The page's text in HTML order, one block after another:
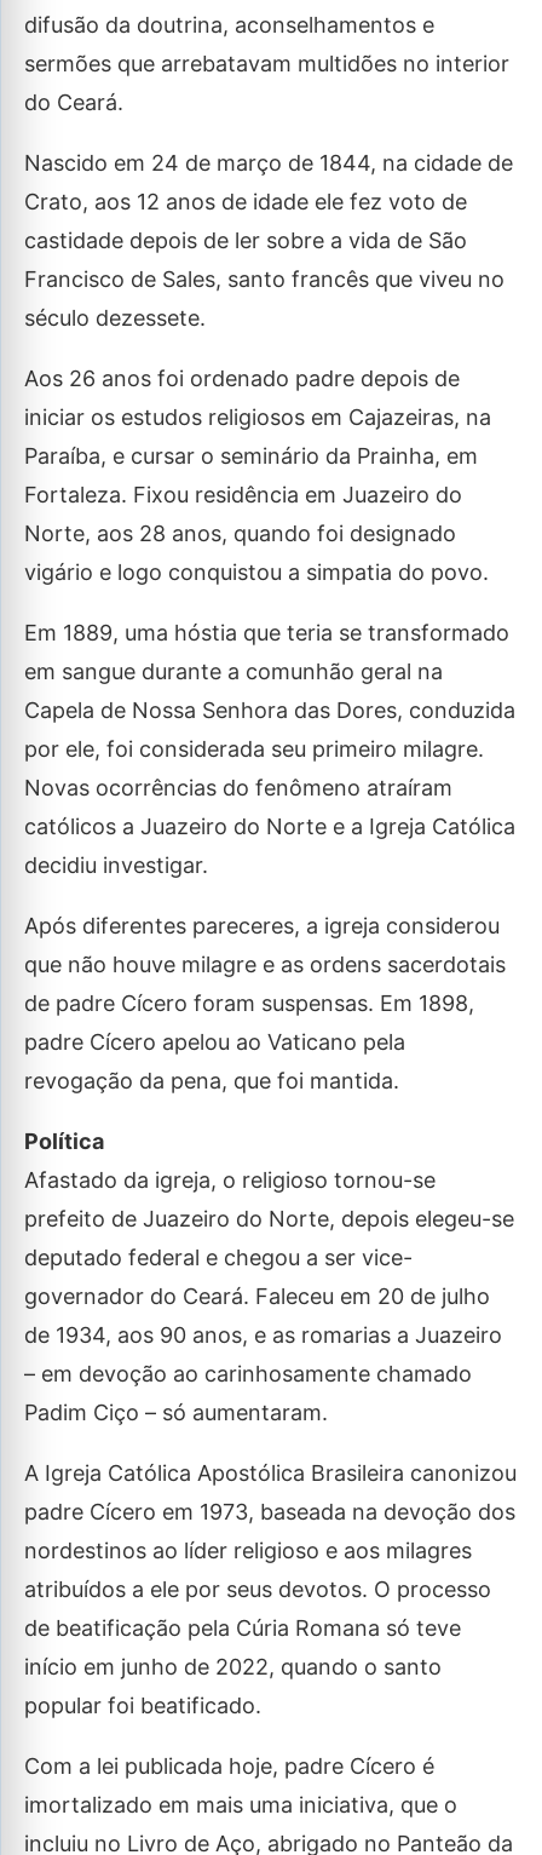
difusão da doutrina, aconselhamentos e
sermões que arrebatavam multidões no interior
do Ceará.
Nascido em 24 de março de 1844, na cidade de
Crato, aos 12 anos de idade ele fez voto de
castidade depois de ler sobre a vida de São
Francisco de Sales, santo francês que viveu no
século dezessete.
Aos 26 anos foi ordenado padre depois de
iniciar os estudos religiosos em Cajazeiras, na
Paraíba, e cursar o seminário da Prainha, em
Fortaleza. Fixou residência em Juazeiro do
Norte, aos 28 anos, quando foi designado
vigário e logo conquistou a simpatia do povo.
Em 1889, uma hóstia que teria se transformado
em sangue durante a comunhão geral na
Capela de Nossa Senhora das Dores, conduzida
por ele, foi considerada seu primeiro milagre.
Novas ocorrências do fenômeno atraíram
católicos a Juazeiro do Norte e a Igreja Católica
decidiu investigar.
Após diferentes pareceres, a igreja considerou
que não houve milagre e as ordens sacerdotais
de padre Cícero foram suspensas. Em 1898,
padre Cícero apelou ao Vaticano pela
revogação da pena, que foi mantida.
Política
Afastado da igreja, o religioso tornou-se
prefeito de Juazeiro do Norte, depois elegeu-se
deputado federal e chegou a ser vice-
governador do Ceará. Faleceu em 20 de julho
de 1934, aos 90 anos, e as romarias a Juazeiro
– em devoção ao carinhosamente chamado
Padim Ciço – só aumentaram.
A Igreja Católica Apostólica Brasileira canonizou
padre Cícero em 1973, baseada na devoção dos
nordestinos ao líder religioso e aos milagres
atribuídos a ele por seus devotos. O processo
de beatificação pela Cúria Romana só teve
início em junho de 2022, quando o santo
popular foi beatificado.
Com a lei publicada hoje, padre Cícero é
imortalizado em mais uma iniciativa, que o
incluiu no Livro de Aço, abrigado no Panteão da